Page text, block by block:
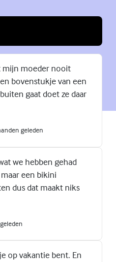
mijn moeder nooit
bovenstukje van een
gaat doet ze daar
geleden
we hebben gehad
een bikini
dus dat maakt niks
op vakantie bent. En